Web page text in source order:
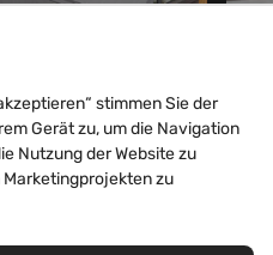
stimmen Sie der
Gerät zu, um die Navigation
Nutzung der Website zu
zu